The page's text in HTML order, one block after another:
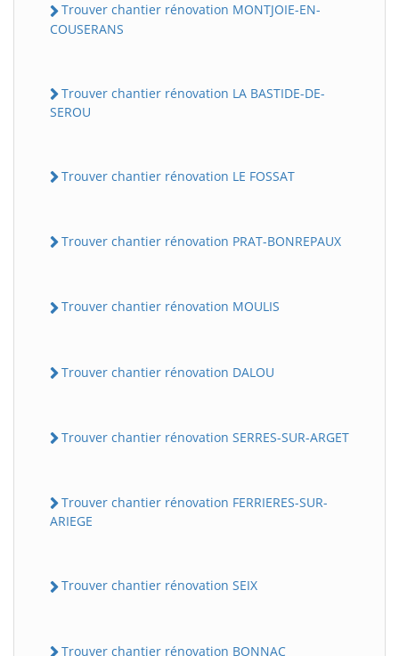
Trouver chantier rénovation MONTJOIE-EN-
COUSERANS
Trouver chantier rénovation LA BASTIDE-DE-
SEROU
Trouver chantier rénovation LE FOSSAT
Trouver chantier rénovation PRAT-BONREPAUX
Trouver chantier rénovation MOULIS
Trouver chantier rénovation DALOU
Trouver chantier rénovation SERRES-SUR-ARGET
Trouver chantier rénovation FERRIERES-SUR-
ARIEGE
Trouver chantier rénovation SEIX
Trouver chantier rénovation BONNAC